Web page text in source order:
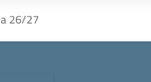
26/27